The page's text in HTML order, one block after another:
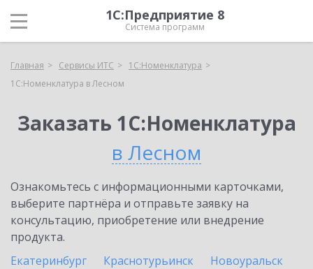
1С:Предприятие 8
Система программ
Главная Сервисы ИТС
1С:Номенклатура
1С:Номенклатура в Лесном
Заказать 1С:Номенклатура
в Лесном
Ознакомьтесь с информационными карточками,
выберите партнёра и отправьте заявку на
консультацию, приобретение или внедрение
продукта.
Екатеринбург
Краснотурьинск
Новоуральск